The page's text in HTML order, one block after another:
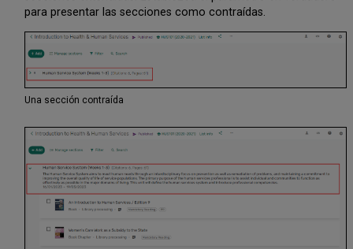
o
cursos
Indicar
que
los
cursos
deliberadamente
de
lectura
Ofrecer
cita
para presentar las secciones como contraídas.
Una sección contraída